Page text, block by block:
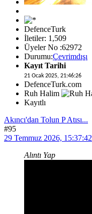
DefenceTurk
İletiler: 1,509
Üyeler No :62972
Durumu:Çevrimdışı
Kayıt Tarihi
21 Ocak 2025, 21:46:26
DefenceTurk.com
Ruh Halim
Kayıtlı
Akıncı'dan Tolun P Atısı...
#95
29 Temmuz 2026, 15:37:42
Alıntı Yap